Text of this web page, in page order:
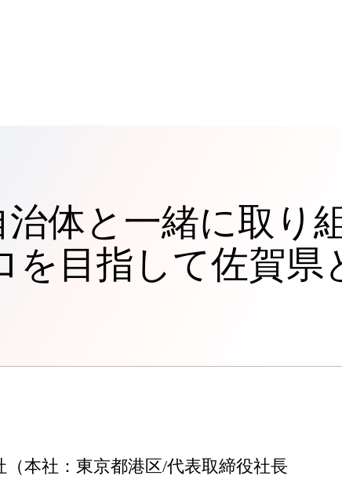
体と一緒に取り
を目指して佐賀県
本社：東京都港区/代表取締役社長